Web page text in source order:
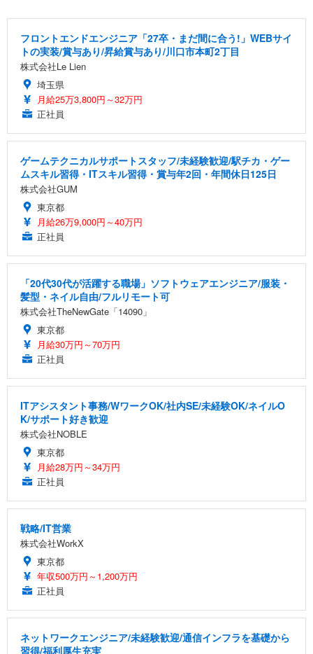
フロントエンドエンジニア「27卒・まだ間に合う!」WEBサイ
トの実装/賞与あり/昇給賞与あり/川口市本町2丁目
株式会社Le Lien
埼玉県
月給25万3,800円～32万円
正社員
ゲームテクニカルサポートスタッフ/未経験歓迎/駅チカ・ゲー
ムスキル習得・ITスキル習得・賞与年2回・年間休日125日
株式会社GUM
東京都
月給26万9,000円～40万円
正社員
「20代30代が活躍する職場」ソフトウェアエンジニア/服装・
髪型・ネイル自由/フルリモート可
株式会社TheNewGate「14090」
東京都
月給30万円～70万円
正社員
ITアシスタント事務/WワークOK/社内SE/未経験OK/ネイルO
K/サポート好き歓迎
株式会社NOBLE
東京都
月給28万円～34万円
正社員
戦略/IT営業
株式会社WorkX
東京都
年収500万円～1,200万円
正社員
ネットワークエンジニア/未経験歓迎/通信インフラを基礎から
習得/福利厚生充実